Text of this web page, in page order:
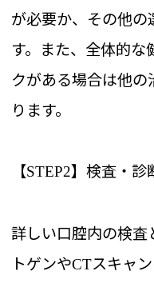
が必要か、その他
す。また、全体的
クがある場合は他
ります。
【STEP2】検査・診
詳しい口腔内の検
トゲンやCTスキャ